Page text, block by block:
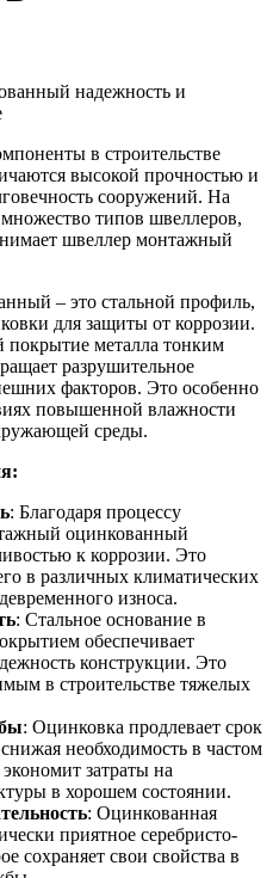
Уголок
алюминиевый
алюминиевая
Чушка
алюминиевая
Швеллер
алюминиевый
Шестигранник
латунный
Квадрат
латунный
Круг
латунный
(пруток)
латунный
Труба
латунная
Шина
медная
Круг
медный
(пруток)
Лента
Лист
медный
Труба
медная
Круг
бронзовый
(пруток)
стальные
стальные
Хомуты
стальные
Крепеж
шуруп-
стальные
и
Задвижки
чугунные
товары
Фитинги
Фитинги
резьбовые
латунные
Фитинги
резьбовые
стальные
резьбовые
чугунные
Хомуты
стальные
Труба ВГП
БУ металл
БУ трубы
в строительстве
высокой прочностью и
сооружений. На
типов швеллеров,
швеллер монтажный
– это стальной профиль,
для защиты от коррозии.
покрытие металла тонким
разрушительное
факторов. Это особенно
повышенной влажности
среды.
: Благодаря процессу
оцинкованный
к коррозии. Это
в различных климатических
износа.
: Стальное основание в
обеспечивает
конструкции. Это
в строительстве тяжелых
: Оцинковка продлевает срок
необходимость в частом
затраты на
в хорошем состоянии.
: Оцинкованная
приятное серебристо-
сохраняет свои свойства в